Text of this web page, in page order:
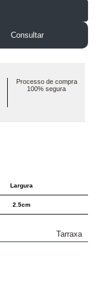
Consultar
Processo de compra
100% segura
Largura
2.5cm
Tarraxa